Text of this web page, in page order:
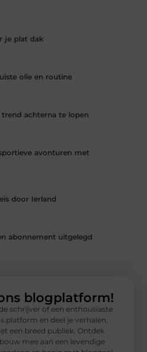
je plat dak
olie en routine
achterna te lopen
avonturen met
door Ierland
abonnement uitgelegd
blogplatform!
schrijver of een enthousiaste
platform en deel je verhalen,
een breed publiek. Ontdek
mee aan een levendige